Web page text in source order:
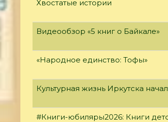
Хвостатые истории
Видеообзор «5 книг о Байкале»
«Народное единство: Тофы»
Культурная жизнь Иркутска
#Книги-юбиляры2026: Книги